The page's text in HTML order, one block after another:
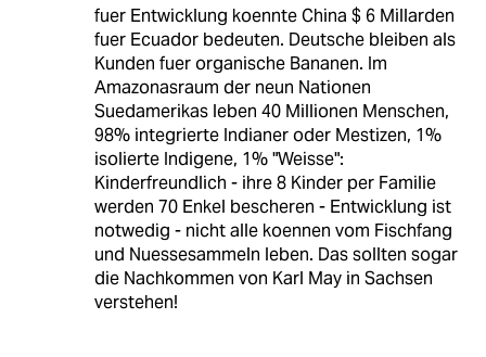
fuer Entwicklung koennte China $ 6 Millarden
fuer Ecuador bedeuten. Deutsche bleiben als
Kunden fuer organische Bananen. Im
Amazonasraum der neun Nationen
Suedamerikas leben 40 Millionen Menschen,
98% integrierte Indianer oder Mestizen, 1%
isolierte Indigene, 1% "Weisse":
Kinderfreundlich - ihre 8 Kinder per Familie
werden 70 Enkel bescheren - Entwicklung ist
notwedig - nicht alle koennen vom Fischfang
und Nuessesammeln leben. Das sollten sogar
die Nachkommen von Karl May in Sachsen
verstehen!